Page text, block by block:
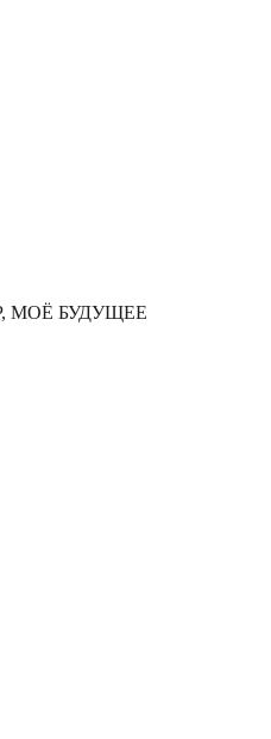
МОЁ БУДУЩЕЕ